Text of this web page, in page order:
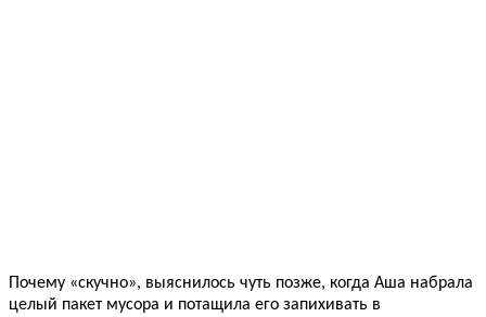
Почему «скучно», выяснилось чуть позже, когда Аша набрала
целый пакет мусора и потащила его запихивать в